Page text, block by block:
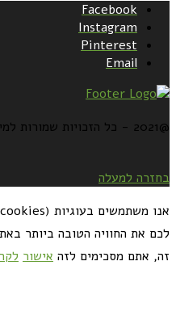
Facebook
Instagram
Pinterest
Email
@2021 - כל הזכויות שמורות למירב גביש | ביצוע
בחזרה למעלה
לכם את החוויה הטובה ביותר
זה, אתם מסכימים לזה אישור